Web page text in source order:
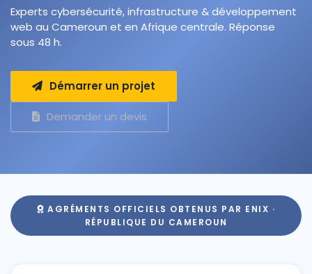
Experts cybersécurité, infrastructure & développement
web au Cameroun et en Afrique centrale. Réponse
sous 48 h.
Démarrer un projet
Demander un devis
AGRÉMENTS OFFICIELS OBTENUS PAR ENIX ·
RÉPUBLIQUE DU CAMEROUN